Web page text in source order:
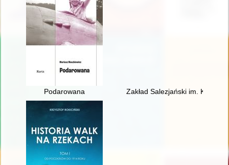
Podarowana Zakład Salezjański im.